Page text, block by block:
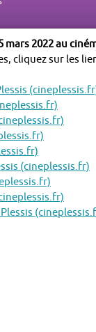
2022 au
cliquez sur les
(cineplessis.fr)